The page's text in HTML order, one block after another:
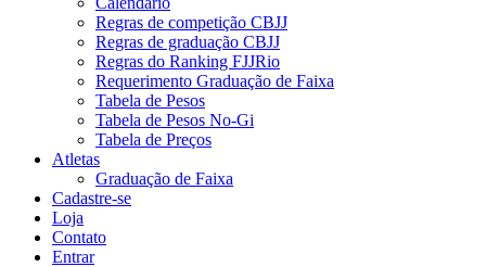
Regras de competição CBJJ
Regras de graduação CBJJ
Regras do Ranking FJJRio
Requerimento Graduação de Faixa
Tabela de Pesos
Tabela de Pesos No-Gi
Tabela de Preços
Atletas
Graduação de Faixa
Cadastre-se
Loja
Contato
Entrar